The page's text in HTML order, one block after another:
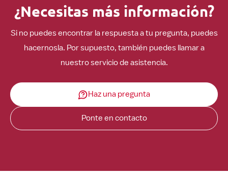
¿Necesitas más información?
Si no puedes encontrar la respuesta a tu pregunta, puedes
hacernosla. Por supuesto, también puedes llamar a
nuestro servicio de asistencia.
Haz una pregunta
Ponte en contacto